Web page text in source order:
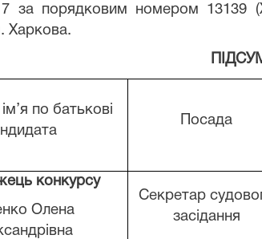
за порядковим номером 13139
Харкова.
по батькові
Посада
конкурсу
Олена
Секретар
засідання